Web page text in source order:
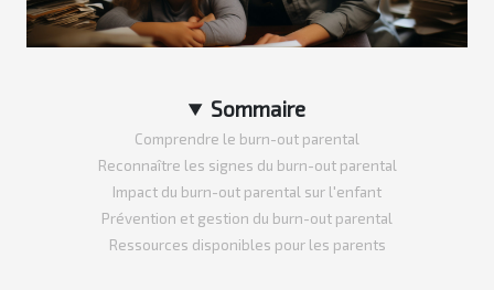
Sommaire
Comprendre le burn-out parental
Reconnaître les signes du burn-out parental
Impact du burn-out parental sur l'enfant
Prévention et gestion du burn-out parental
Ressources disponibles pour les parents